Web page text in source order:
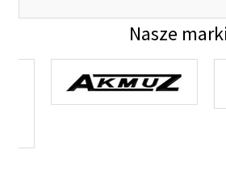
Nasze